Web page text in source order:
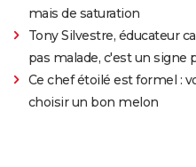
mais de saturation
Tony Silvestre, éducateur
pas malade, c'est un signe
Ce chef étoilé est formel :
choisir un bon melon